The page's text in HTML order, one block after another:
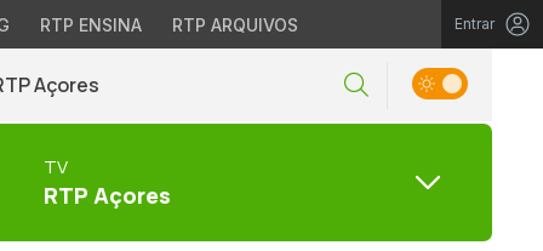
RTP ENSINA RTP ARQUIVOS Entrar
Açores
TV
RTP Açores